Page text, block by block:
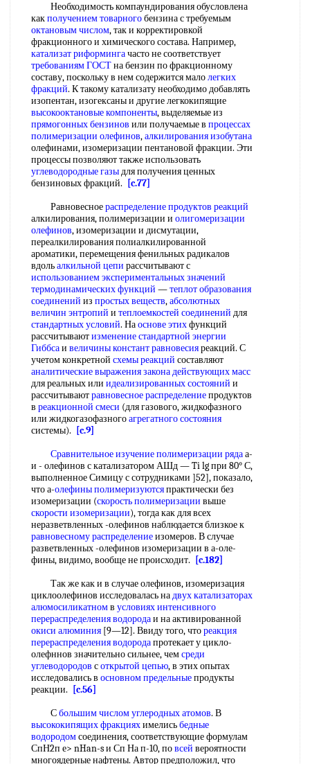
Необходимость компаундирования обусловлена
какполучением товарногобензина с требуемым
октановым числом, так и корректировкой
фракционного и химического состава. Например,
катализат риформингачасто не соответствует
требованиям ГОСТна бензин по фракционному
составу, поскольку в нем содержится малолегких
фракций. К такому катализату необходимо добавлять
изопентан, изогексаны и другие легкокипящие
высокооктановые компоненты, выделяемые из
прямогонных бензинов или получаемые в процессах
полимеризации олефинов,алкилирования изобутана
олефинами, изомеризации пентановой фракции. Эти
процессы позволяют также использовать
углеводородные газыдля получения ценных
бензиновых фракций.
[c.77]
Равновесноераспределение продуктов реакций
алкилирования, полимеризации и олигомеризации
олефинов, изомеризации и дисмутации,
переалкилирования полиалкилированной
ароматики, перемещения фенильных радикалов
вдольалкильной цепи рассчитывают с
использованием экспериментальных значений
термодинамических функций —теплот образования
соединений из простых веществ,абсолютных
величин энтропий и теплоемкостей соединений для
стандартных условий. Наоснове этихфункций
рассчитываютизменение стандартной энергии
Гиббсаи величины констант равновесияреакций. С
учетом конкретной схемы реакций составляют
аналитические выражения законадействующих масс
для реальных или идеализированных состояний и
рассчитываютравновесное распределениепродуктов
в реакционной смеси (для газового, жидкофазного
или жидкогазофазногоагрегатного состояния
системы).
[c.9]
Сравнительное изучениеполимеризации рядаа-
и - олефинов с катализатором АШд — Ti lg при 80° С,
выполненное Симицу с сотрудниками ]52], показало,
что а-олефины полимеризуютсяпрактически без
изомеризации (скорость полимеризации выше
скорости изомеризации), тогда как для всех
неразветвленных -олефинов наблюдается близкое к
равновесному распределениеизомеров. В случае
разветвленных -олефинов изомеризации в а-оле-
фины, видимо, вообще не происходит.
[c.182]
Так же как и в случае олефинов, изомеризация
циклоолефинов исследовалась надвухкатализаторах
алюмосиликатномв условиях интенсивного
перераспределения водородаи на активированной
окиси алюминия [9—12]. Ввиду того, чтореакция
перераспределения водородапротекает у цикло-
олефннов значительно сильнее, чемсреди
углеводородов соткрытой цепью, в этих опытах
исследовались в основном предельныепродукты
реакции.
[c.56]
Сбольшим числомуглеродных атомов. В
высококипящих фракцияхимелисьбедные
водородомсоединения, соответствующие формулам
СпН2п е> nHan-s и Сп На п-10, повсей вероятности
многоядерные нафтены. Автор предположил, что